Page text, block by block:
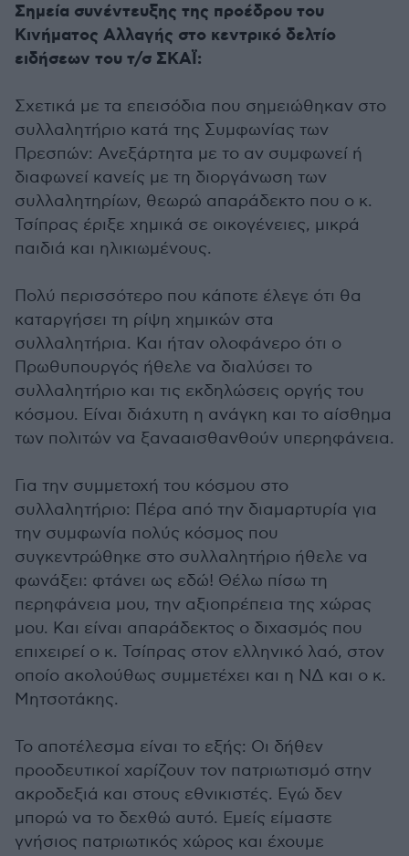
Σημεία συνέντευξης της προέδρου του
Κινήματος Αλλαγής στο κεντρικό δελτίο
ειδήσεων του τ/σ ΣΚΑΪ:
Σχετικά με τα επεισόδια που σημειώθηκαν στο
συλλαλητήριο κατά της Συμφωνίας των
Πρεσπών: Ανεξάρτητα με το αν συμφωνεί ή
διαφωνεί κανείς με τη διοργάνωση των
συλλαλητηρίων, θεωρώ απαράδεκτο που ο κ.
Τσίπρας έριξε χημικά σε οικογένειες, μικρά
παιδιά και ηλικιωμένους.
Πολύ περισσότερο που κάποτε έλεγε ότι θα
καταργήσει τη ρίψη χημικών στα
συλλαλητήρια. Και ήταν ολοφάνερο ότι ο
Πρωθυπουργός ήθελε να διαλύσει το
συλλαλητήριο και τις εκδηλώσεις οργής του
κόσμου. Είναι διάχυτη η ανάγκη και το αίσθημα
των πολιτών να ξανααισθανθούν υπερηφάνεια.
Για την συμμετοχή του κόσμου στο
συλλαλητήριο: Πέρα από την διαμαρτυρία για
την συμφωνία πολύς κόσμος που
συγκεντρώθηκε στο συλλαλητήριο ήθελε να
φωνάξει: φτάνει ως εδώ! Θέλω πίσω τη
περηφάνεια μου, την αξιοπρέπεια της χώρας
μου. Και είναι απαράδεκτος ο διχασμός που
επιχειρεί ο κ. Τσίπρας στον ελληνικό λαό, στον
οποίο ακολούθως συμμετέχει και η ΝΔ και ο κ.
Μητσοτάκης.
Το αποτέλεσμα είναι το εξής: Οι δήθεν
προοδευτικοί χαρίζουν τον πατριωτισμό στην
ακροδεξιά και στους εθνικιστές. Εγώ δεν
μπορώ να το δεχθώ αυτό. Εμείς είμαστε
γνήσιος πατριωτικός χώρος και έχουμε